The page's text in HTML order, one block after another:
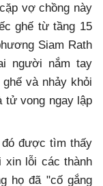
vợ chồng này
ghế từ tầng 15
Siam Rath
người nắm tay
và nhảy khỏi
tử vong ngay lập
được tìm thấy
xin lỗi các thành
họ đã "cố gắng